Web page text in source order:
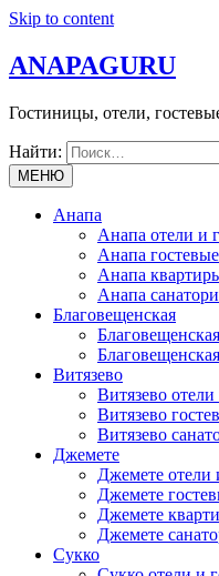
Skip to content
ANAPAGURU
Гостиницы, отели,
Найти:
МЕНЮ
Анапа
Анапа отели и
Анапа
Анапа
Анапа
Благовещенская
Витязево
Витязево
Витязево
Витязево
Джемете
Джемете отели
Джемете
Джемете
Джемете
Сукко